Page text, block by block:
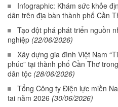
Infographic: Khám sức khỏe
dân trên địa bàn thành phố Cần
Tạo đột phá phát triển nguồn
nghiệp (22/06/2026)
Xây dựng gia đình Việt Nam
phúc” tại thành phố Cần Thơ
dân tộc (28/06/2026)
Tổng Công ty Điện lực miền
tai năm 2026 (30/06/2026)